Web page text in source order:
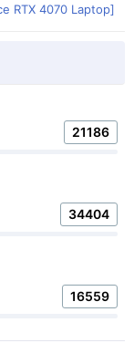
RTX 4070 Laptop]
21186
34404
16559